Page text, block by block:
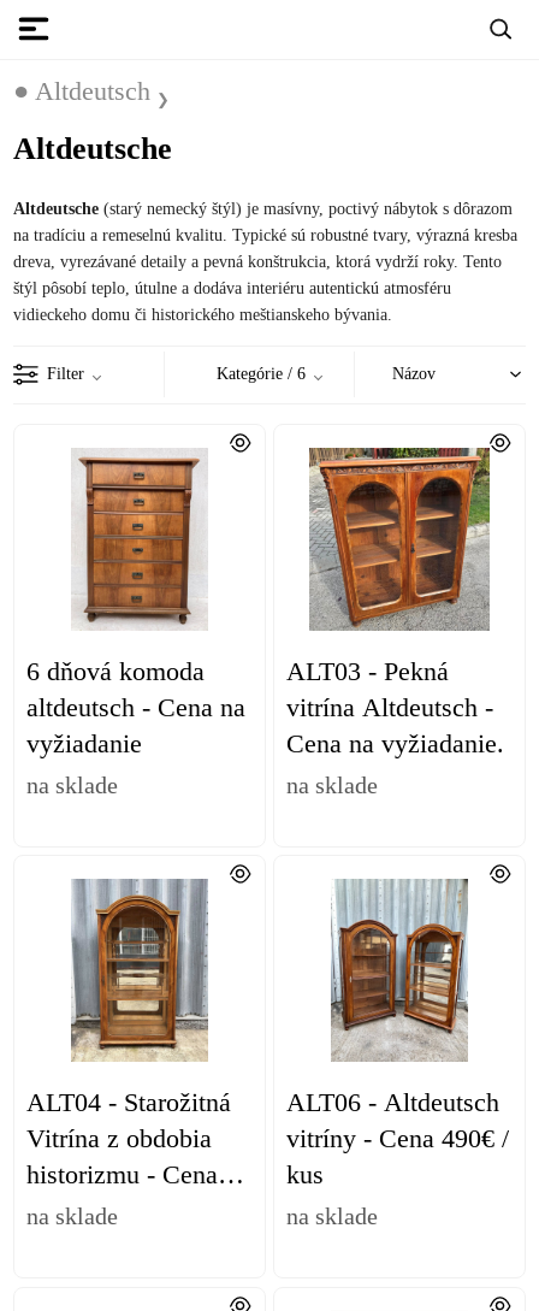
● Altdeutsch
Altdeutsche
Altdeutsche (starý nemecký štýl) je masívny, poctivý nábytok s dôrazom
na tradíciu a remeselnú kvalitu. Typické sú robustné tvary, výrazná kresba
dreva, vyrezávané detaily a pevná konštrukcia, ktorá vydrží roky. Tento
štýl pôsobí teplo, útulne a dodáva interiéru autentickú atmosféru
vidieckeho domu či historického meštianskeho bývania.
Filter Kategórie / 6
6 dňová komoda
altdeutsch - Cena na
vyžiadanie
na sklade
ALT03 - Pekná
vitrína Altdeutsch -
Cena na vyžiadanie.
na sklade
ALT04 - Starožitná
Vitrína z obdobia
historizmu - Cena
860 €
na sklade
ALT06 - Altdeutsch
vitríny - Cena 490€ /
kus
na sklade